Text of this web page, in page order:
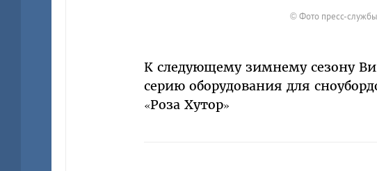
© Фото пресс-службы
К следующему зимнему сезону
серию оборудования для
«Роза Хутор»